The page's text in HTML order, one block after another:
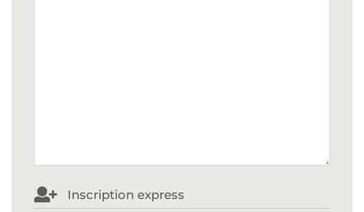
Inscription express